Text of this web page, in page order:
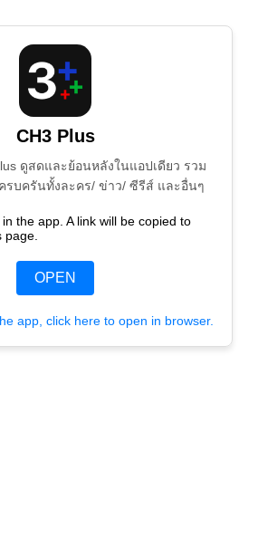
CH3 Plus
ดูสดและย้อนหลังในแอปเดียว รวม
รบครันทั้งละคร/ ข่าว/ ซีรีส์ และอื่นๆ
the app. A link will be copied to
page.
OPEN
app, click here to open in browser.